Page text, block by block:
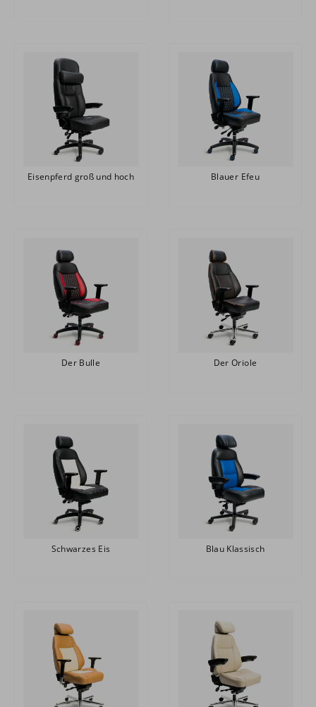
Eisenpferd groß und hoch Blauer Efeu
Der Bulle Der Oriole
Schwarzes Eis Blau Klassisch